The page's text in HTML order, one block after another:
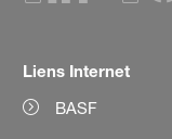
Liens Internet
BASF